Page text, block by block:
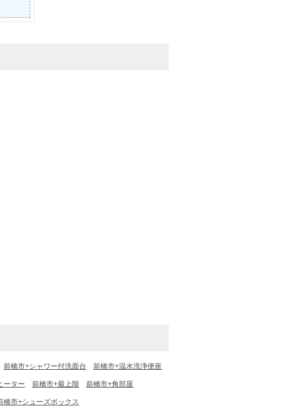
前橋市+シャワー付洗面台 前橋市+温水洗浄便座
ーター 前橋市+最上階 前橋市+角部屋
橋市+シューズボックス